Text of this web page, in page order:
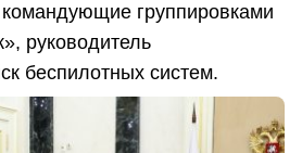
группировками
руководитель
беспилотных систем.